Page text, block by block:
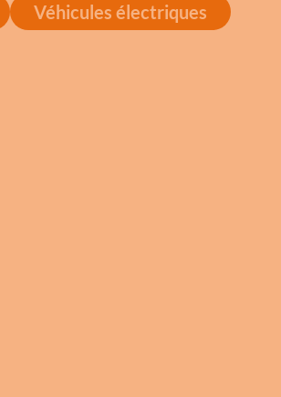
Véhicules électriques